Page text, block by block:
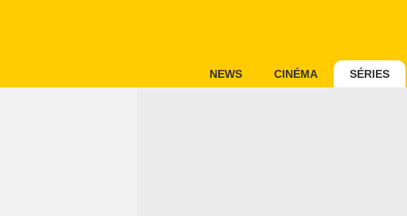
NEWS CINÉMA SÉRIES